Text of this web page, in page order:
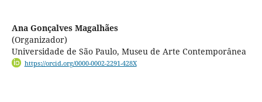
Ana Gonçalves Magalhães
(Organizador)
Universidade de São Paulo, Museu de Arte Contemporânea
https://orcid.org/0000-0002-2291-428X